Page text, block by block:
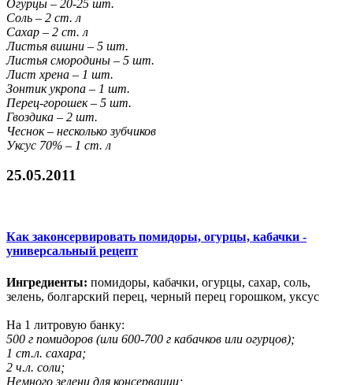
Огурцы – 20-25 шт.
Соль – 2 ст. л
Сахар – 2 ст. л
Листья вишни – 5 шт.
Листья смородины – 5 шт.
Лист хрена – 1 шт.
Зонтик укропа – 1 шт.
Перец-горошек – 5 шт.
Гвоздика – 2 шт.
Чеснок – несколько зубчиков
Уксус 70% – 1 ст. л
25.05.2011
Как законсервировать помидоры, огурцы, кабачки -
универсальный рецепт
Ингредиенты: помидоры, кабачки, огурцы, сахар, соль,
зелень, болгарский перец, черный перец горошком, уксус
На 1 литровую банку:
500 г помидоров (или 600-700 г кабачков или огурцов);
1 ст.л. сахара;
2 ч.л. соли;
Немного зелени для консервации;